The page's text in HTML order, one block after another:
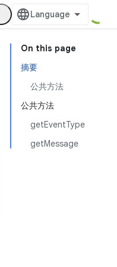
On this page
摘要
公共方法
公共方法
getEventType
getMessage